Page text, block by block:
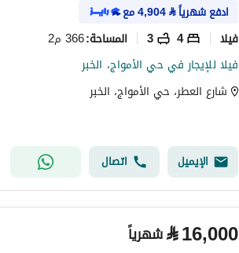
ادفع شهرياً⃁
4,904مع
فیلا 4
3 المساحة:366 م2
فيلا للإيجار في حي الأمواج، الخبر
شارع العطر، حي الأمواج، الخبر
الإيميل اتصال
⃁16,000 شهرياً